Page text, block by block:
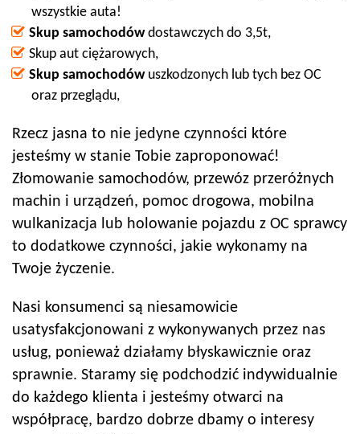
wszystkie auta!
Skup samochodówdostawczych do 3,5t,
Skup aut ciężarowych,
Skup samochodówuszkodzonych lub tych bez OC
oraz przeglądu,
Rzecz jasna to nie jedyne czynności które
jesteśmy w stanie Tobie zaproponować!
Złomowanie samochodów, przewóz przeróżnych
machin i urządzeń, pomoc drogowa, mobilna
wulkanizacja lub holowanie pojazdu z OC sprawcy
to dodatkowe czynności, jakie wykonamy na
Twoje życzenie.
Nasi konsumenci są niesamowicie
usatysfakcjonowani z wykonywanych przez nas
usług, ponieważ działamy błyskawicznie oraz
sprawnie. Staramy się podchodzić indywidualnie
do każdego klienta i jesteśmy otwarci na
współpracę, bardzo dobrze dbamy o interesy